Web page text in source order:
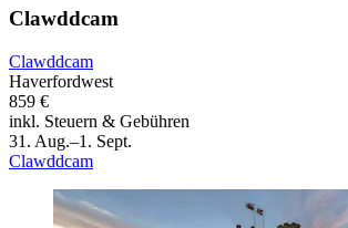
Clawddcam
Clawddcam
Haverfordwest
859 €
inkl. Steuern & Gebühren
31. Aug.–1. Sept.
Clawddcam